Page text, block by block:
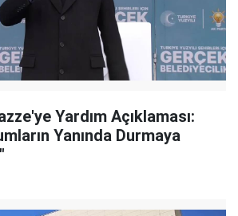
Yardım Açıklaması:
Yanında Durmaya